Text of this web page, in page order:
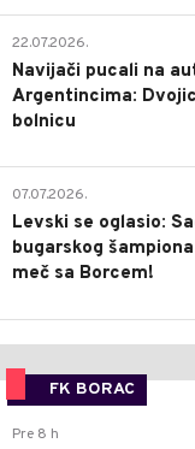
22.07.2026.
Navijači pucali na
Argentincima:
bolnicu
07.07.2026.
Levski se oglasio:
bugarskog
meč sa Borcem!
FK BORAC
Pre 8 h